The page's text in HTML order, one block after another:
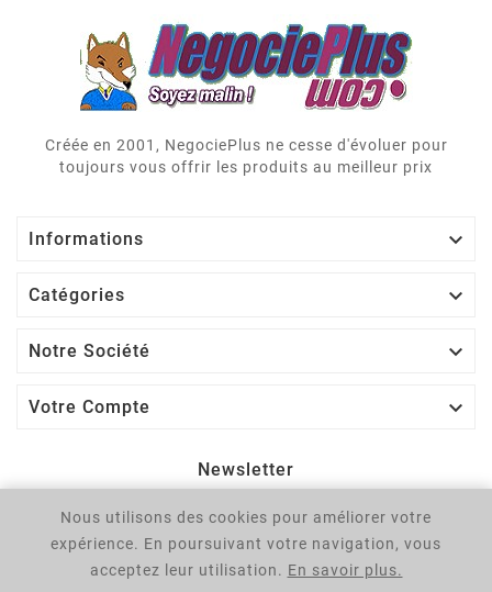
Créée en 2001, NegociePlus ne cesse d'évoluer pour
toujours vous offrir les produits au meilleur prix
Informations 
Catégories 
Notre Société 
Votre Compte 
Newsletter
Vous pouvez vous désinscrire à tout moment. Vous trouverez
Nous utilisons des cookies pour améliorer votre
expérience. En poursuivant votre navigation, vous
acceptez leur utilisation. En savoir plus.